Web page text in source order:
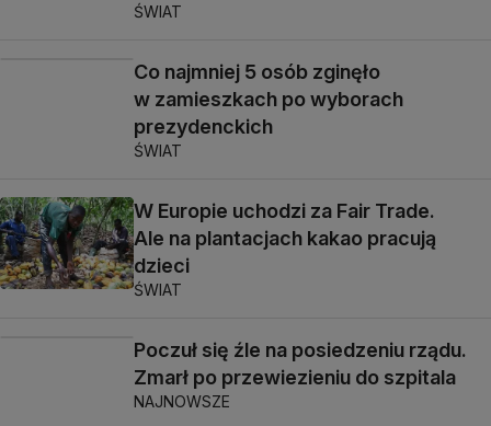
ŚWIAT
Co najmniej 5 osób zginęło
w zamieszkach po wyborach
prezydenckich
ŚWIAT
W Europie uchodzi za Fair Trade.
Ale na plantacjach kakao pracują
dzieci
ŚWIAT
Poczuł się źle na posiedzeniu rządu.
Zmarł po przewiezieniu do szpitala
NAJNOWSZE